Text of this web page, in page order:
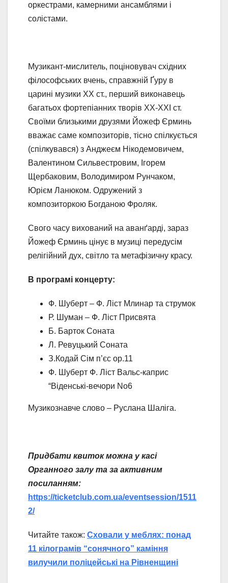
оркестрами, камерними ансамблями і
солістами.
Музикант-мислитель, поціновувач східних
філософських вчень, справжній Ґуру в
царині музики XX ст., перший виконавець
багатьох фортепіанних творів XX-XXI ст.
Своїми близькими друзями Йожеф Єрминь
вважає саме композиторів, тісно спілкується
(спілкувався) з Анджеєм Нікодемовичем,
Валентином Сильвестровим, Ігорем
Щербаковим, Володимиром Рунчаком,
Юрієм Ланюком. Одружений з
композиторкою Богданою Фроляк.
Свого часу вихований на аванґарді, зараз
Йожеф Єрминь цінує в музиці передусім
релігійний дух, світло та метафізичну красу.
В програмі концерту:
Ф. Шуберт – Ф. Ліст Млинар та струмок
Р. Шуман – Ф. Ліст Присвята
Б. Барток Соната
Л. Ревуцький Соната
З.Кодай Сім п’єс ор.11
Ф. Шуберт Ф. Ліст Вальс-каприс
“Віденські-вечори No6
Музикознавче слово – Руслана Шаліга.
Придбати квиток можна у касі
Органного залу та за активним
посиланням:
https://ticketclub.com.ua/eventsession/1511
2/
Читайте також: Сховали у меблях: понад
11 кілограмів “сонячного” каміння
вилучили поліцейські на Рівненщині